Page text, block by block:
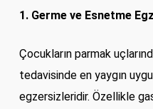
1. Germe ve Esnetme
Çocukların parmak
tedavisinde en yaygın
egzersizleridir. Özellikle